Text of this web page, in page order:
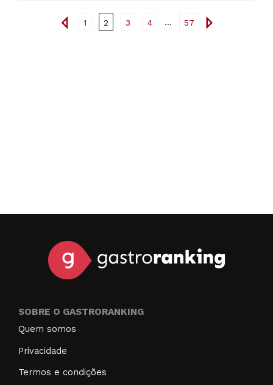
1 2 3 4 ... 57
SOBRE O GASTRORANKING
Quem somos
Privacidade
Termos e condições